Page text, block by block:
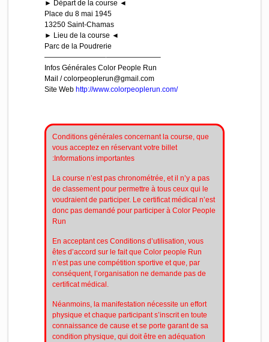
► Départ de la course ◄
Place du 8 mai 1945
13250 Saint-Chamas
► Lieu de la course ◄
Parc de la Poudrerie
————————–———————–
Infos Générales Color People Run
Mail / colorpeoplerun@gmail.com
Site Web http://www.colorpeoplerun.com/
Conditions générales concernant la course, que
vous acceptez en réservant votre billet
:Informations importantes
La course n’est pas chronométrée, et il n’y a pas
de classement pour permettre à tous ceux qui le
voudraient de participer. Le certificat médical n’est
donc pas demandé pour participer à Color People
Run
En acceptant ces Conditions d’utilisation, vous
êtes d’accord sur le fait que Color people Run
n’est pas une compétition sportive et que, par
conséquent, l’organisation ne demande pas de
certificat médical.
Néanmoins, la manifestation nécessite un effort
physique et chaque participant s’inscrit en toute
connaissance de cause et se porte garant de sa
condition physique, qui doit être en adéquation